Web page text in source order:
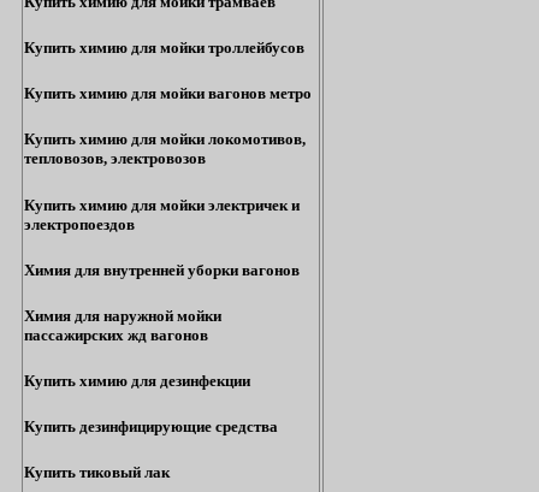
Купить химию для мойки троллейбусов
Купить химию для мойки вагонов метро
Купить химию для мойки локомотивов,
тепловозов, электровозов
Купить химию для мойки электричек и
электропоездов
Химия для внутренней уборки вагонов
Химия для наружной мойки
пассажирских жд вагонов
Купить химию для дезинфекции
Купить дезинфицирующие средства
Купить тиковый лак